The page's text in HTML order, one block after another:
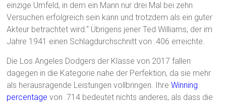
einzige Umfeld, in dem ein Mann nur drei Mal bei zehn
Versuchen erfolgreich sein kann und trotzdem als ein guter
Akteur betrachtet wird.“ Übrigens jener Ted Williams, der im
Jahre 1941 einen Schlagdurchschnitt von .406 erreichte.
Die Los Angeles Dodgers der Klasse von 2017 fallen
dagegen in die Kategorie nahe der Perfektion, da sie mehr
als herausragende Leistungen vollbringen. IhreWinning
percentage von .714 bedeutet nichts anderes, als dass die